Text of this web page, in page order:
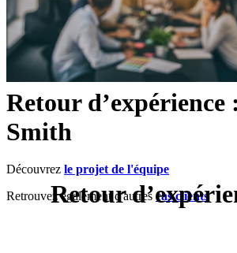
Retour d’expérience
Smith
Découvrez le projet de l'équipe
Retrouvez également d'autres cas clients
Retour